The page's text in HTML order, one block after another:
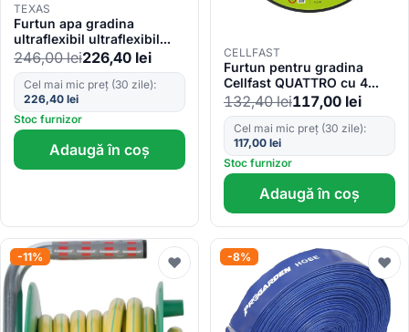
TEXAS
Furtun apa gradina
ultraflexibil ultraflexibil
Texas, 40m, PVC, 1/2″, max
30bar, rezistent UV,
antirasucire
246,00lei226,40 lei
Cel mai mic preț (30 zile):
226,40 lei
Stoc furnizor
Adaugă în coș
CELLFAST
Furtun pentru gradina
Cellfast QUATTRO cu 4
straturi, 1 2 , Armat, 50m,
protectie UV
132,40lei117,00 lei
Cel mai mic preț (30 zile):
117,00 lei
Stoc furnizor
Adaugă în coș
-11% ♥ -8% ♥